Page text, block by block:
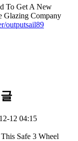
To Get A New
Glazing Company
outputsail89
12 04:15
Safe 3 Wheel